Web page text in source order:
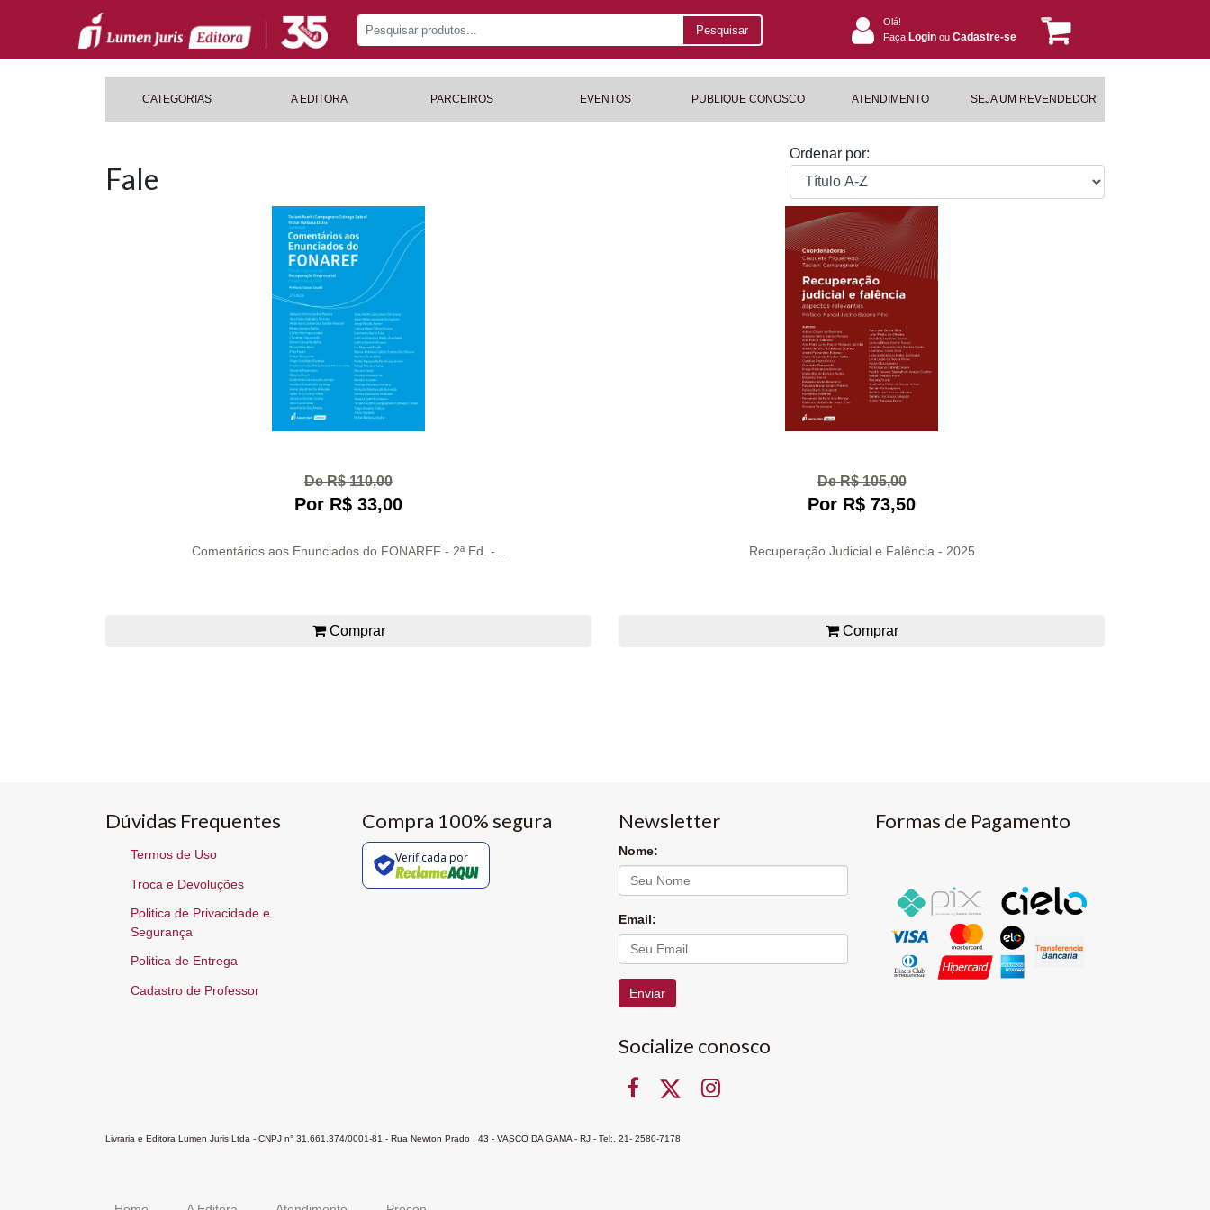
Pesquisar
Olá!
Faça Login ou Cadastre-se
CATEGORIAS A EDITORA PARCEIROS EVENTOS PUBLIQUE CONOSCO ATENDIMENTO SEJA UM REVENDEDOR
Fale
Ordenar por:
De R$ 110,00
Por R$ 33,00
Comentários aos Enunciados do FONAREF - 2ª Ed. -...
Comprar
De R$ 105,00
Por R$ 73,50
Recuperação Judicial e Falência - 2025
Comprar
Dúvidas Frequentes
Termos de Uso
Troca e Devoluções
Politica de Privacidade e
Segurança
Politica de Entrega
Cadastro de Professor
Compra 100% segura
Verificada por
Newsletter
Nome:
Email:
Enviar
Socialize conosco
Formas de Pagamento
Livraria e Editora Lumen Juris Ltda - CNPJ n° 31.661.374/0001-81 - Rua Newton Prado , 43 - VASCO DA GAMA - RJ - Tel:. 21- 2580-7178